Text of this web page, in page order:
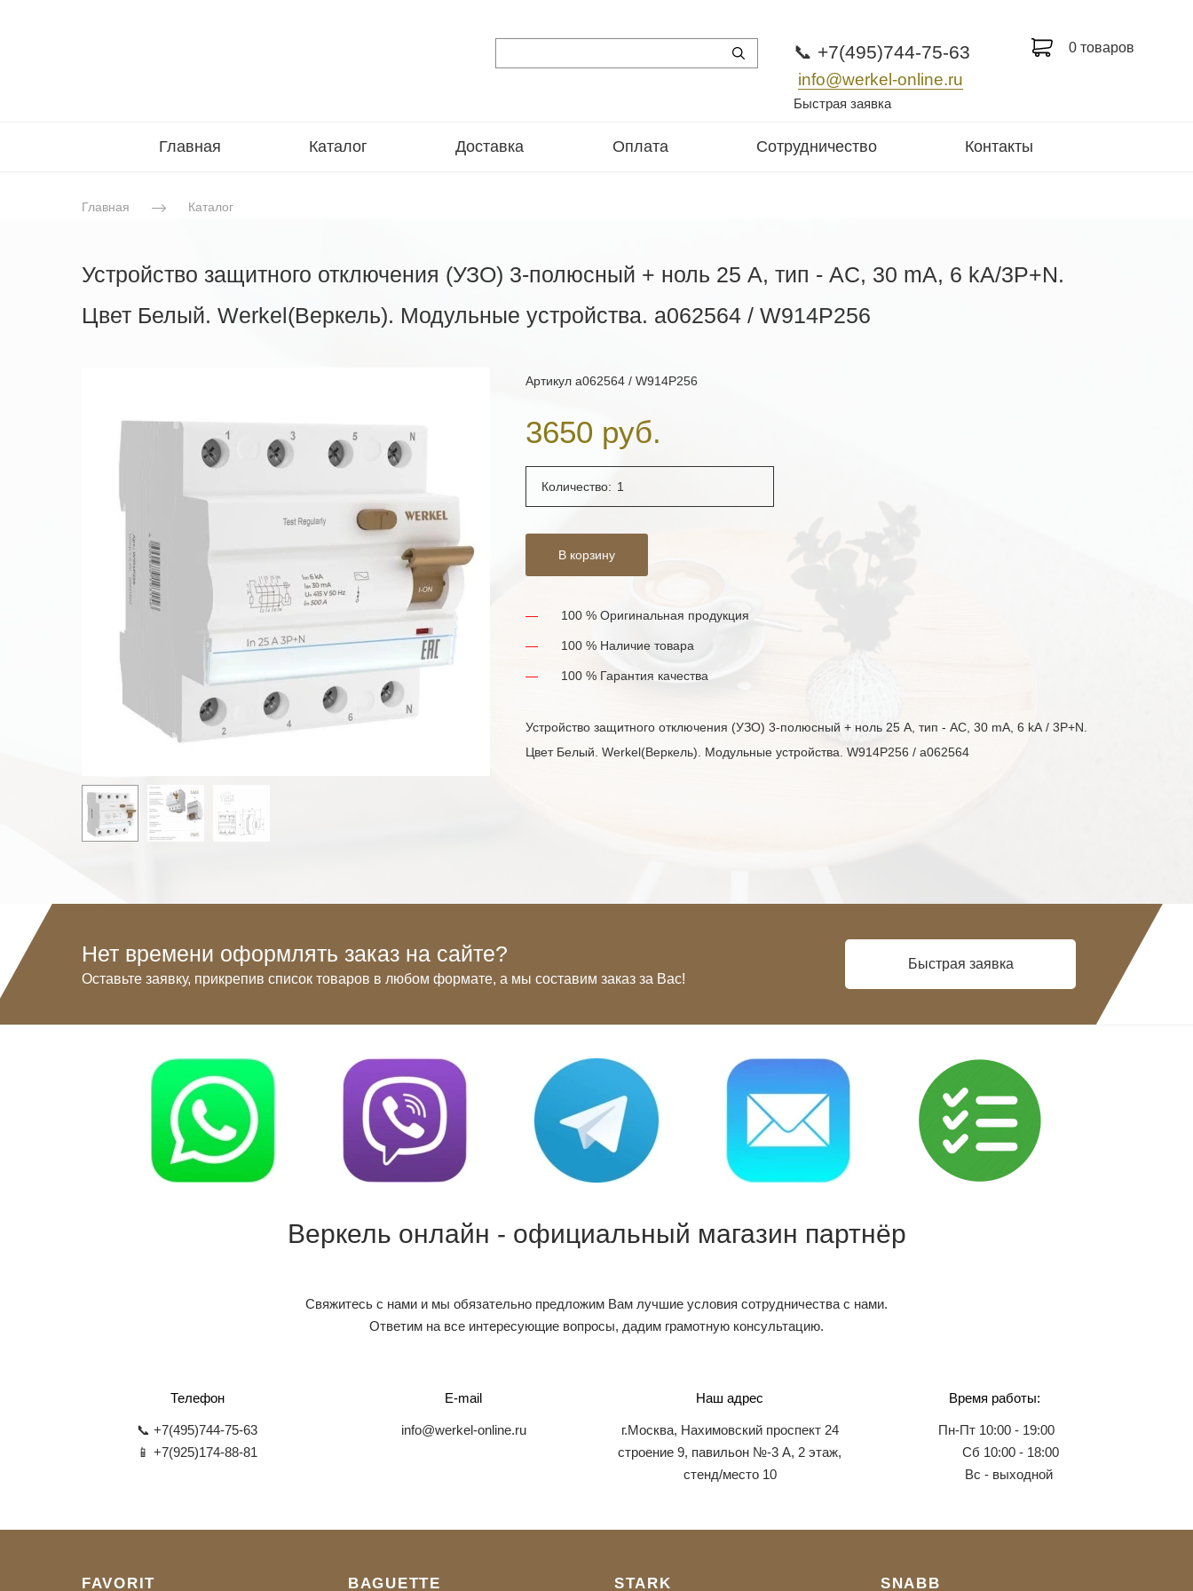
📞 +7(495)744-75-63
info@werkel-online.ru
Быстрая заявка
0 товаров
Главная Каталог Доставка Оплата Сотрудничество Контакты
Главная Каталог
Устройство защитного отключения (УЗО) 3-полюсный + ноль 25 A, тип - AC, 30 mА, 6 kA/3P+N.
Цвет Белый. Werkel(Веркель). Модульные устройства. a062564 / W914P256
Артикул a062564 / W914P256
3650 руб.
Количество:
В корзину
100 % Оригинальная продукция
100 % Наличие товара
100 % Гарантия качества
Устройство защитного отключения (УЗО) 3-полюсный + ноль 25 А, тип - AC, 30 mА, 6 kА / 3P+N.
Цвет Белый. Werkel(Веркель). Модульные устройства. W914P256 / a062564
Нет времени оформлять заказ на сайте?
Оставьте заявку, прикрепив список товаров в любом формате, а мы составим заказ за Вас!
Быстрая заявка
Веркель онлайн - официальный магазин партнёр
Свяжитесь с нами и мы обязательно предложим Вам лучшие условия сотрудничества с нами.
Ответим на все интересующие вопросы, дадим грамотную консультацию.
Телефон
📞 +7(495)744-75-63
📱 +7(925)174-88-81
E-mail
info@werkel-online.ru
Наш адрес
г.Москва, Нахимовский проспект 24
строение 9, павильон №-3 А, 2 этаж,
стенд/место 10
Время работы:
Пн-Пт 10:00 - 19:00
Сб 10:00 - 18:00
Вс - выходной
FAVORIT BAGUETTE STARK SNABB